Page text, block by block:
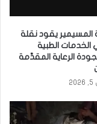
يقود نقلة
الطبية
الرعاية المقدَّمة